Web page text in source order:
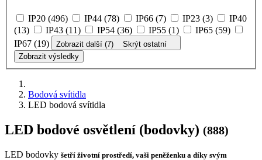
IP20 (496) IP44 (78) IP66 (7) IP23 (3)
IP40
(13)
IP43 (11) IP54 (36) IP55 (1)
IP65 (59)
IP67 (19)
Zobrazit další (7)
Skrýt ostatní
Zobrazit výsledky
Bodová svítidla
LED bodová svítidla
LED bodové osvětlení (bodovky) (888)
LED bodovky šetří životní prostředí, vaši peněženku a díky svým